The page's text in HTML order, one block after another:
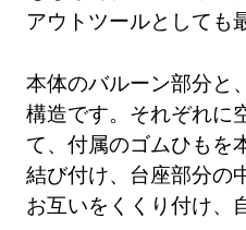
アウトツールとしても
本体のバルーン部分と
構造です。それぞれに
て、付属のゴムひもを
結び付け、台座部分の
お互いをくくり付け、